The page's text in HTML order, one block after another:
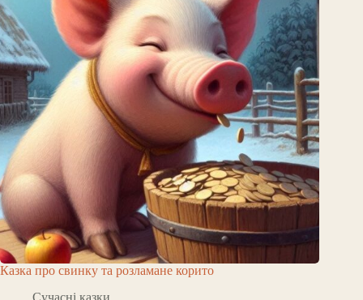
Казка про свинку та розламане корито
Сучасні казки